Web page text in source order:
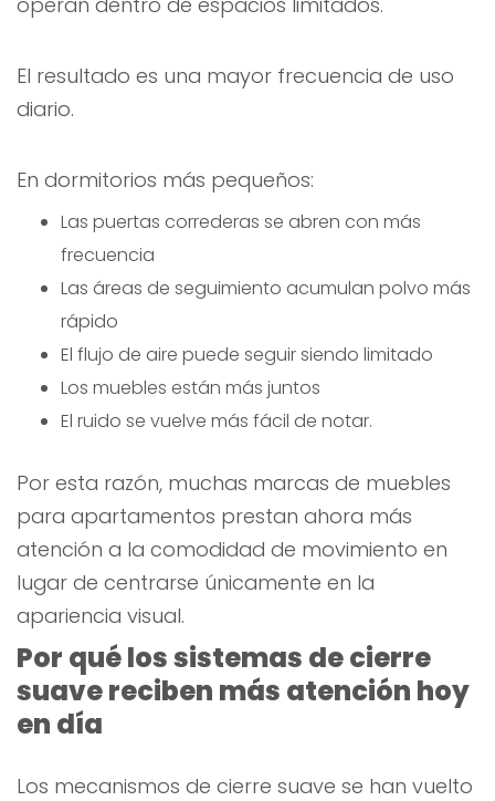
El resultado es una mayor frecuencia de uso
diario.
En dormitorios más pequeños:
Las puertas correderas se abren con más
frecuencia
Las áreas de seguimiento acumulan polvo más
rápido
El flujo de aire puede seguir siendo limitado
Los muebles están más juntos
El ruido se vuelve más fácil de notar.
Por esta razón, muchas marcas de muebles
para apartamentos prestan ahora más
atención a la comodidad de movimiento en
lugar de centrarse únicamente en la
apariencia visual.
Por qué los sistemas de cierre
suave reciben más atención hoy
en día
Los mecanismos de cierre suave se han vuelto